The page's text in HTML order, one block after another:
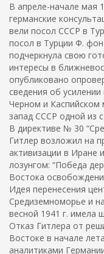
В апреле-начале мая
германские
вели посол СССР в
посол в Турции Ф.
подчеркнула свою
интересы в
опубликовано
сведения об
Черном и Каспийском
запад СССР одной из
В директиве № 30
Гитлер возложил на
активизации в Иране
лозунгом: “Победа
Востока
Идея перенесения
Средиземноморье и
весной 1941 г. имела
Отказ Гитлера от
Востоке в начале
аналитиками